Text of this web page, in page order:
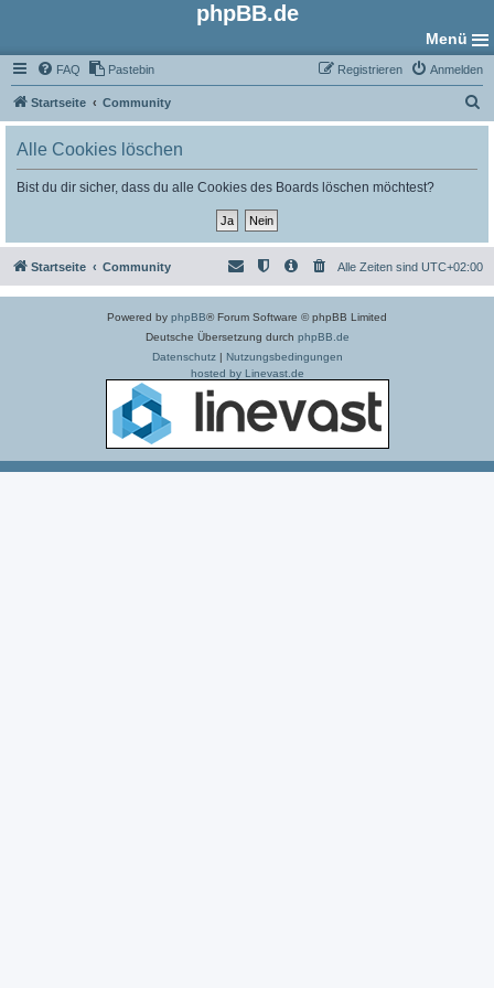
phpBB.de
Menü
FAQ Pastebin Anmelden
Registrieren
Startseite Community
u
Alle Cookies löschen
Bist du dir sicher, dass du alle Cookies des Boards löschen möchtest?
Startseite Community Alle Zeiten sind UTC+02:00
Powered by phpBB® Forum Software © phpBB Limited
Deutsche Übersetzung durch phpBB.de
Datenschutz| Nutzungsbedingungen
hosted by Linevast.de